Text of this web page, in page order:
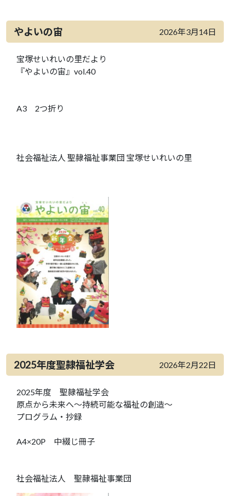
やよいの宙 2026年3月14日
宝塚せいれいの里だより
『やよいの宙』vol.40
A3 2つ折り
社会福祉法人 聖隷福祉事業団 宝塚せいれいの里
2025年度聖隷福祉学会 2026年2月22日
2025年度 聖隷福祉学会
原点から未来へ～持続可能な福祉の創造～
プログラム・抄録
A4×20P 中綴じ冊子
社会福祉法人 聖隷福祉事業団